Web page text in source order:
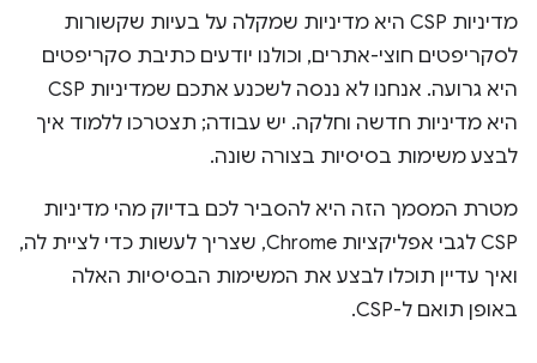
מדיניות CSP היא מדיניות שמקלה על בעיות שקשורות
לסקריפטים חוצי-אתרים, וכולנו יודעים כתיבת סקריפטים
היא גרועה. אנחנו לא ננסה לשכנע אתכם שמדיניות CSP
היא מדיניות חדשה וחלקה. יש עבודה; תצטרכו ללמוד איך
לבצע משימות בסיסיות בצורה שונה.
מטרת המסמך הזה היא להסביר לכם בדיוק מהי מדיניות
CSP לגבי אפליקציות Chrome, שצריך לעשות כדי לציית לה,
ואיך עדיין תוכלו לבצע את המשימות הבסיסיות האלה
באופן תואם ל-CSP.